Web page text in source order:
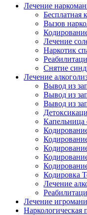
Лечение
Бесплатная
Вызов
Лечение
Наркотик
Снятие
Лечение
Вывод из
Вывод из
Вывод из
Капельница
Кодировка
Лечение
Лечение
Наркологическая